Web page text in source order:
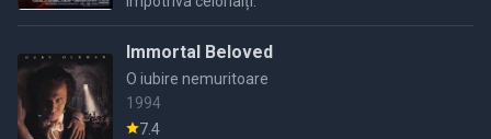
Immortal Beloved
O iubire nemuritoare
1994
7.4